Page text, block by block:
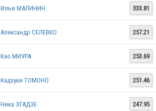
Илья МАЛИНИН 333.81
Александр СЕЛЕВКО 257.21
Као МИУРА 253.69
Кадзуки ТОМОНО 251.46
Ника ЭГАДЗЕ 247.95